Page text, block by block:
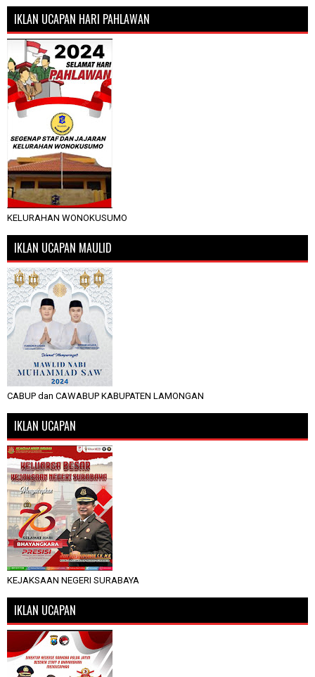
IKLAN UCAPAN HARI PAHLAWAN
KELURAHAN WONOKUSUMO
IKLAN UCAPAN MAULID
CABUP dan CAWABUP KABUPATEN LAMONGAN
IKLAN UCAPAN
KEJAKSAAN NEGERI SURABAYA
IKLAN UCAPAN